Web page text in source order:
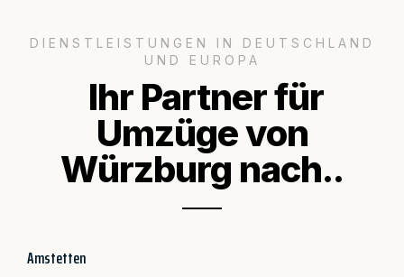
DIENSTLEISTUNGEN IN DEUTSCHLAND
UND EUROPA
Ihr Partner für
Umzüge von
Würzburg nach..
Amstetten